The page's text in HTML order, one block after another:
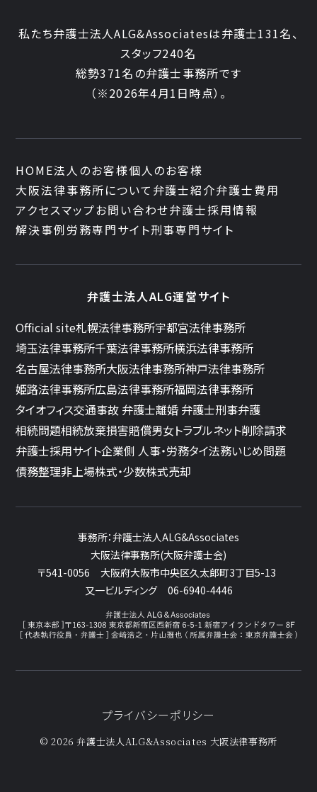
私たち弁護士法人ALG&Associatesは弁護士131名、
スタッフ240名
総勢371名の弁護士事務所です
（※2026年4月1日時点）。
HOME法人のお客様個人のお客様
大阪法律事務所について 弁護士紹介弁護士費用
アクセスマップお問い合わせ弁護士採用情報
解決事例労務専門サイト刑事専門サイト
弁護士法人ALG運営サイト
Official site札幌法律事務所宇都宮法律事務所
埼玉法律事務所千葉法律事務所横浜法律事務所
名古屋法律事務所大阪法律事務所神戸法律事務所
姫路法律事務所広島法律事務所福岡法律事務所
タイオフィス交通事故 弁護士離婚 弁護士刑事弁護
相続問題相続放棄損害賠償男女トラブルネット削除請求
弁護士採用サイト企業側 人事・労務タイ法務いじめ問題
債務整理非上場株式・少数株式売却
事務所：弁護士法人ALG&Associates
大阪法律事務所(大阪弁護士会)
〒541-0056
大阪府大阪市中央区久太郎町3丁目5-13
又一ビルディング
06-6940-4446
プライバシーポリシー
© 2026 弁護士法人ALG&Associates 大阪法律事務所